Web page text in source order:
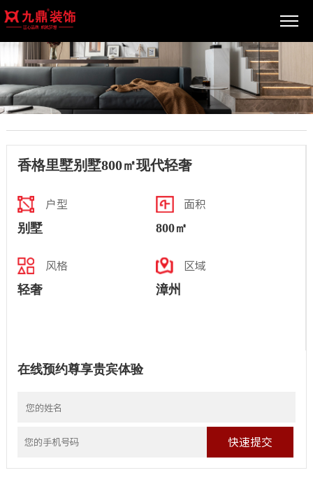
香格里墅别墅800㎡现代轻奢
户型
别墅
面积
800㎡
风格
轻奢
区域
漳州
在线预约尊享贵宾体验
快速提交